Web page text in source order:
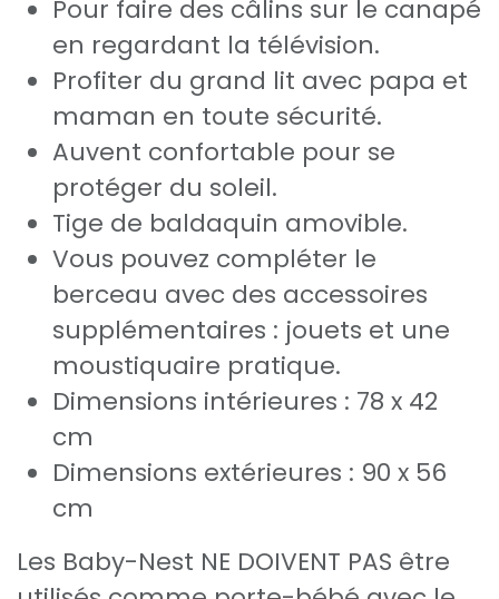
Pour faire des câlins sur le canapé
en regardant la télévision.
Profiter du grand lit avec papa et
maman en toute sécurité.
Auvent confortable pour se
protéger du soleil.
Tige de baldaquin amovible.
Vous pouvez compléter le
berceau avec des accessoires
supplémentaires : jouets et une
moustiquaire pratique.
Dimensions intérieures : 78 x 42
cm
Dimensions extérieures : 90 x 56
cm
Les Baby-Nest NE DOIVENT PAS être